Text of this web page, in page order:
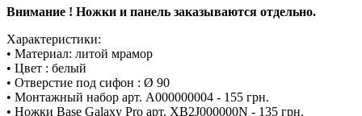
Внимание ! Ножки и панель заказываются отдельно.
Характеристики:
• Материал: литой мрамор
• Цвет : белый
• Отверстие под сифон : Ø 90
• Монтажный набор арт. A000000004 - 155 грн.
• Ножки Base Galaxy Pro арт. XB2J000000N - 135 грн.